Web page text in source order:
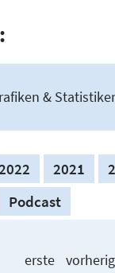
&
2021
Podcast
erste